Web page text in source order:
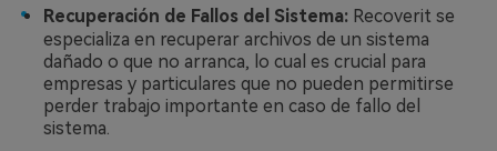
Recuperación de Fallos del Sistema: Recoverit se
especializa en recuperar archivos de un sistema
dañado o que no arranca, lo cual es crucial para
empresas y particulares que no pueden permitirse
perder trabajo importante en caso de fallo del
sistema.